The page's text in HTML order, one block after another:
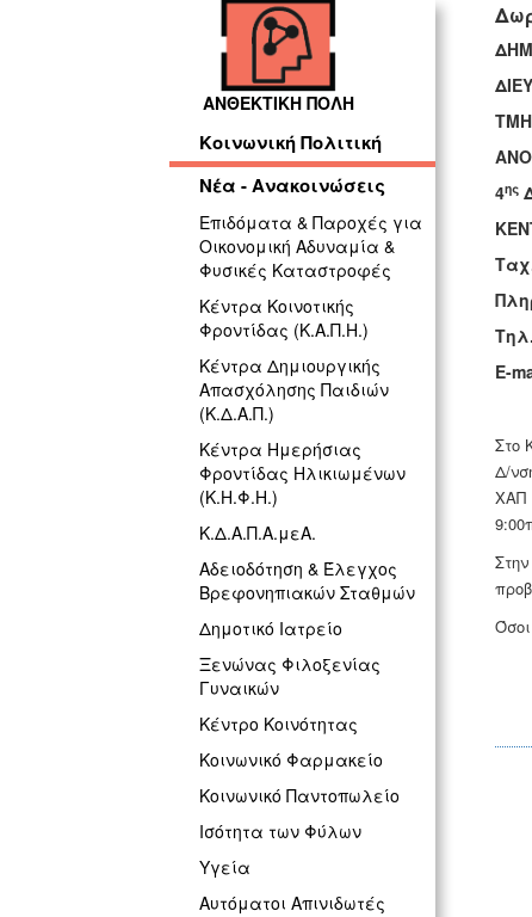
ΑΝΘΕΚΤΙΚΗ ΠΟΛΗ
Κοινωνική Πολιτική
Νέα - Ανακοινώσεις
Επιδόματα & Παροχές για
Οικονομική Αδυναμία &
Φυσικές Καταστροφές
Κέντρα Κοινοτικής
Φροντίδας (Κ.Α.Π.Η.)
Κέντρα Δημιουργικής
Απασχόλησης Παιδιών
(Κ.Δ.Α.Π.)
Κέντρα Ημερήσιας
Φροντίδας Ηλικιωμένων
(Κ.Η.Φ.Η.)
Κ.Δ.Α.Π.Α.μεΑ.
Αδειοδότηση & Έλεγχος
Βρεφονηπιακών Σταθμών
Δημοτικό Ιατρείο
Ξενώνας Φιλοξενίας
Γυναικών
Κέντρο Κοινότητας
Κοινωνικό Φαρμακείο
Κοινωνικό Παντοπωλείο
Ισότητα των Φύλων
Υγεία
Αυτόματοι Απινιδωτές
4ης
E-
Στo
Δ/
ΧΑΠ